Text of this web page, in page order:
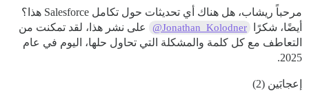
مرحباً ريشاب، هل هناك أي تحديثات حول تكامل Salesforce هذا؟
أيضًا، شكرًا
@Jonathan_Kolodner
على نشر هذا، لقد تمكنت من
التعاطف مع كل كلمة والمشكلة التي تحاول حلها، اليوم في عام
2025.
إعجابَين (2)